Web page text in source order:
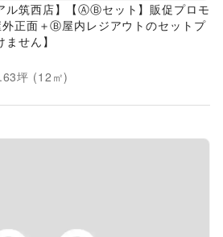
ル筑西店】【ⒶⒷセット】販促プロモ
正面＋Ⓑ屋内レジアウトのセットプ
せん】
坪 (12 ㎡)